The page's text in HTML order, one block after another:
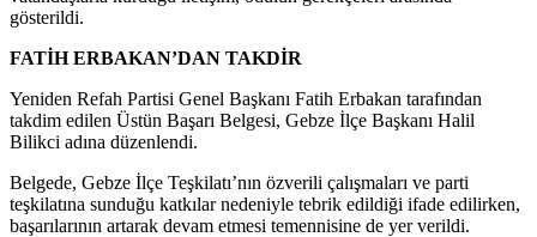
gösterildi.
FATİH ERBAKAN’DAN TAKDİR
Yeniden Refah Partisi Genel Başkanı Fatih Erbakan tarafından
takdim edilen Üstün Başarı Belgesi, Gebze İlçe Başkanı Halil
Bilikci adına düzenlendi.
Belgede, Gebze İlçe Teşkilatı’nın özverili çalışmaları ve parti
teşkilatına sunduğu katkılar nedeniyle tebrik edildiği ifade edilirken,
başarılarının artarak devam etmesi temennisine de yer verildi.